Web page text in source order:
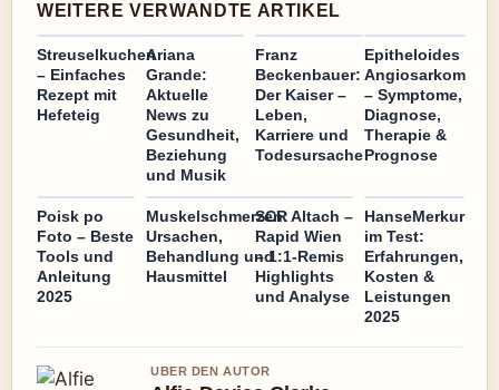
WEITERE VERWANDTE ARTIKEL
Streuselkuchen
– Einfaches
Rezept mit
Hefeteig
Ariana
Grande:
Aktuelle
News zu
Gesundheit,
Beziehung
und Musik
Franz
Beckenbauer:
Der Kaiser –
Leben,
Karriere und
Todesursache
Epitheloides
Angiosarkom
– Symptome,
Diagnose,
Therapie &
Prognose
Poisk po
Foto – Beste
Tools und
Anleitung
2025
Muskelschmerzen:
Ursachen,
Behandlung und
Hausmittel
SCR Altach –
Rapid Wien
– 1:1-Remis
Highlights
und Analyse
HanseMerkur
im Test:
Erfahrungen,
Kosten &
Leistungen
2025
UBER DEN AUTOR